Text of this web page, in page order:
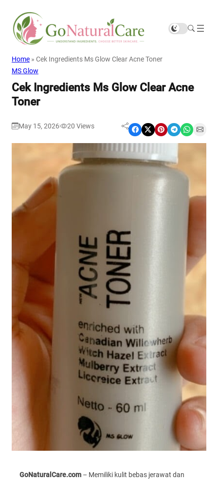
Home » Cek Ingredients Ms Glow Clear Acne Toner
MS Glow
Cek Ingredients Ms Glow Clear Acne
Toner
May 15, 2026 20 Views Share on Facebook Share on X Share on Pinterest Share on Telegram Share on WhatsApp Share on Email
GoNaturalCare.com – Memiliki kulit bebas jerawat dan